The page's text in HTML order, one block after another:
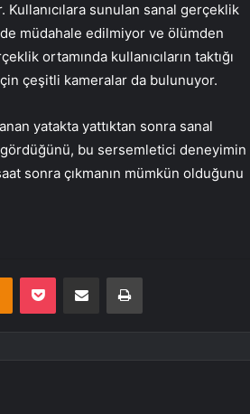
sunulan sanal gerçeklik
müdahale edilmiyor ve ölümden
ortamında kullanıcıların taktığı
çeşitli kameralar da bulunuyor.
yatakta yattıktan sonra sanal
bu sersemletici deneyimin
sonra çıkmanın mümkün olduğunu
Odnoklassniki
Pocket E-Posta ile paylaş Yazdır